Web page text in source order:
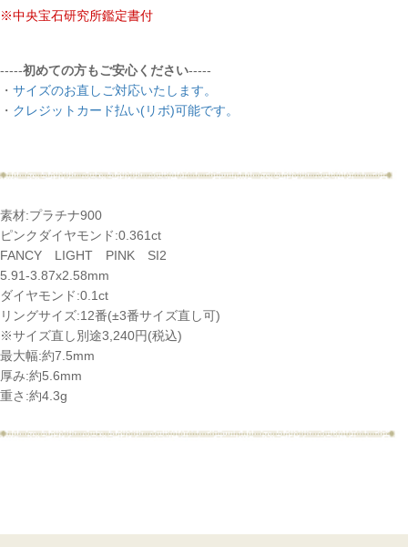
※中央宝石研究所鑑定書付
-----初めての方もご安心ください-----
・ サイズのお直しご対応いたします。
・ クレジットカード払い(リボ)可能です。
素材:プラチナ900
ピンクダイヤモンド:0.361ct
FANCY LIGHT PINK SI2
5.91-3.87x2.58mm
ダイヤモンド:0.1ct
リングサイズ:12番(±3番サイズ直し可)
※サイズ直し別途3,240円(税込)
最大幅:約7.5mm
厚み:約5.6mm
重さ:約4.3g